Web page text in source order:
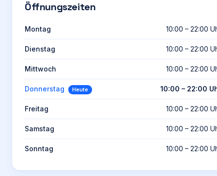
Öffnungszeiten
Montag 10:00 – 22:00
Dienstag 10:00 – 22:00
Mittwoch 10:00 – 22:00
Donnerstag Heute 10:00 – 22:00
Freitag 10:00 – 22:00
Samstag 10:00 – 22:00
Sonntag 10:00 – 22:00